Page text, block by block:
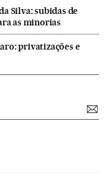
Silva: subidas de
as minorias
privatizações e